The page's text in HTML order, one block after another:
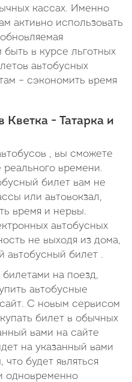
кассах. Именно
активно использовать
в курсе льготных
автобусных
– сэкономить время
Кветка - Татарка и
, вы сможете
времени.
билет вам не
или автовокзал,
время и нервы.
автобусных
не выходя из дома,
автобусный билет .
на поезд,
автобусные
С новым сервисом
билет в обычных
вами на сайте
на указанный вами
будет являться
одновременно